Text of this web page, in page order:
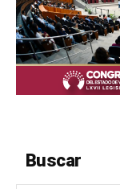
Buscar